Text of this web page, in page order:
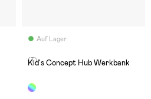
Auf Lager
(7)
Kid's Concept Hub Werkbank